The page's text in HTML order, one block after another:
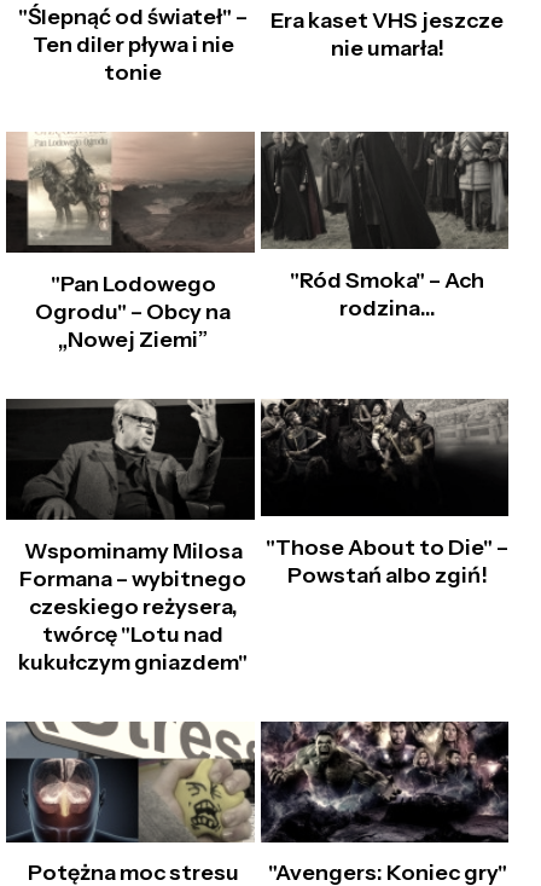
"Ślepnąć od świateł" –
Ten diler pływa i nie
tonie
Era kaset VHS jeszcze
nie umarła!
"Pan Lodowego
Ogrodu" – Obcy na
„Nowej Ziemi”
"Ród Smoka" – Ach
rodzina…
Wspominamy Milosa
Formana – wybitnego
czeskiego reżysera,
twórcę "Lotu nad
kukułczym gniazdem"
"Those About to Die" –
Powstań albo zgiń!
Potężna moc stresu
"Avengers: Koniec gry"